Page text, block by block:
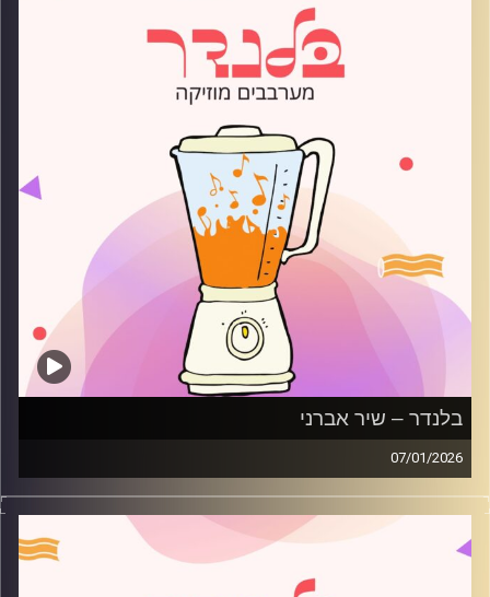
בלנדר – שיר אברני
07/01/2026
מוזיקה רגועה לפתוח איתה את הבוקר בהגשת שיר אברני
קרדיט תמונות:
AudioVersity